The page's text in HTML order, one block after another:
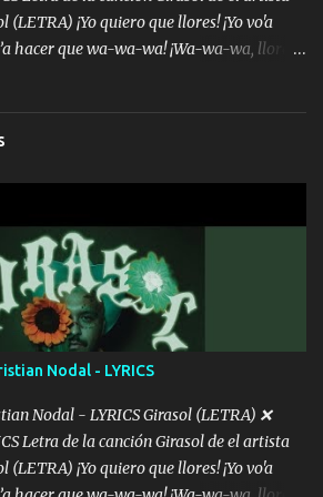
¡Yo quiero que llores! ¡Yo vo'a
hacer que wa-wa-wa! ¡Wa-wa-wa, llores!
Cada que intentas rapear, cada que
que usa a todo el mundo pa' conectar
Gang" pero pisas a to'a tu gente Pa’ dar
me sabe a mierda, traigo un Balvin en los
le toca ser resiliente ¿Acaso eres
que mueves? Parcerito, abre los ojos y
chiste malo son los nombres de tus
con la energía del diablo " ¿Si ...
Nodal - LYRICS
Nodal - LYRICS Girasol (LETRA) ❌
Letra de la canción Girasol de el artista
¡Yo quiero que llores! ¡Yo vo'a